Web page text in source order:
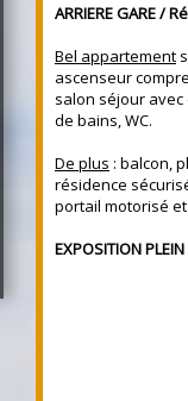
ARRIERE GARE /
Bel appartement
ascenseur
salon séjour
de bains, WC.
De plus : balcon,
résidence
portail motorisé
EXPOSITION